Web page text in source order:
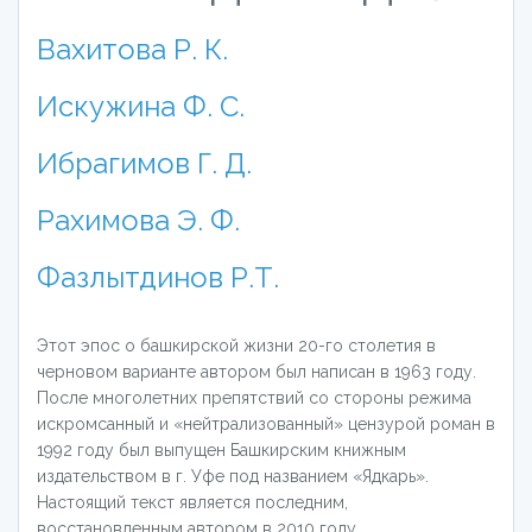
Вахитова Р. К.
Искужина Ф. С.
Ибрагимов Г. Д.
Рахимова Э. Ф.
Фазлытдинов Р.Т.
Этот эпос о башкирской жизни 20-го столетия в
черновом варианте автором был написан в 1963 году.
После многолетних препятствий со стороны режима
искромсанный и «нейтрализованный» цензурой роман в
1992 году был выпущен Башкирским книжным
издательством в г. Уфе под названием «Ядкарь».
Настоящий текст является последним,